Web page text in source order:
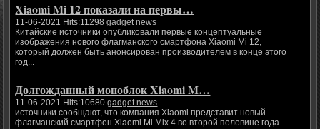
Xiaomi Mi 12 показали на первы…
11-06-2021 Hits:11298gadget news
Китайские источники опубликовали первые концептуальные
изображения нового флагманского смартфона Xiaomi Mi 12,
который должен быть анонсирован производителем в конце этого
год...
Долгожданный моноблок Xiaomi M…
11-06-2021 Hits:10680gadget news
источники сообщают, что компания Xiaomi представит новый
флагманский смартфон Xiaomi Mi Mix 4 во второй половине года.